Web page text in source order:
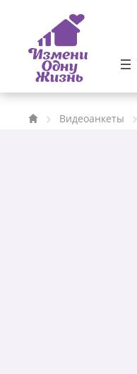
Видеоанкеты